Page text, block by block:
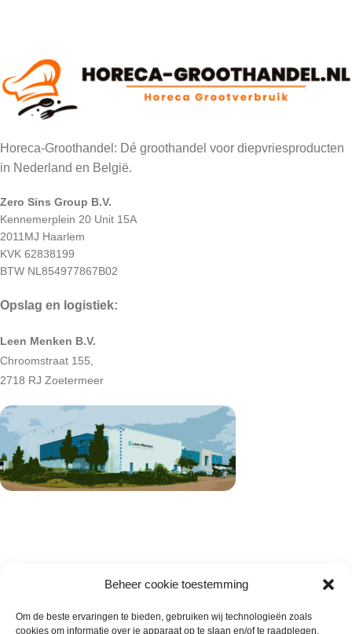
Beheer cookie toestemming
Om de beste ervaringen te bieden, gebruiken wij technologieën zoals
cookies om informatie over je apparaat op te slaan en/of te raadplegen.
Horeca-Groothandel: Dé groothandel voor diepvriesproducten
in Nederland en België.
Zero Sins Group B.V.
Kennemerplein 20 Unit 15A
2011MJ Haarlem
KVK 62838199
BTW NL854977867B02
Opslag en logistiek:
Leen Menken B.V.
Chroomstraat 155,
2718 RJ Zoetermeer